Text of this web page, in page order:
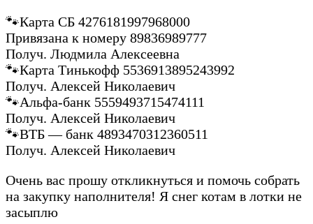
🐾Карта СБ 4276181997968000
Привязана к номеру 89836989777
Получ. Людмила Алексеевна
🐾Карта Тинькофф 5536913895243992
Получ. Алексей Николаевич
🐾Альфа-банк 5559493715474111
Получ. Алексей Николаевич
🐾ВТБ — банк 4893470312360511
Получ. Алексей Николаевич
Очень вас прошу откликнуться и помочь собрать
на закупку наполнителя! Я снег котам в лотки не
засыплю